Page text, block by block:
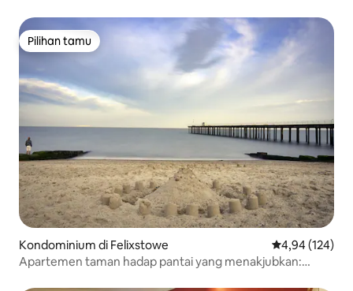
Pilihan tamu
Pilihan tamu
Kondominium di Felixstowe Nilai rata-rata
4,94 (124)
Apartemen taman hadap pantai yang menakjubkan: